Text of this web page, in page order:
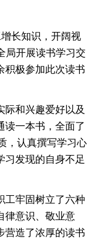
长知识，开阔视
局开展读书学习交
积极参加此次读书
和兴趣爱好以及
读一本书，全面了
，认真撰写学习心
习发现的自身不足
牢固树立了六种
律意识、敬业意
营造了浓厚的读书